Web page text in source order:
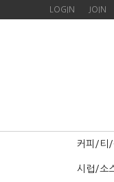
LOGIN JOIN
커피/티/
시럽/소